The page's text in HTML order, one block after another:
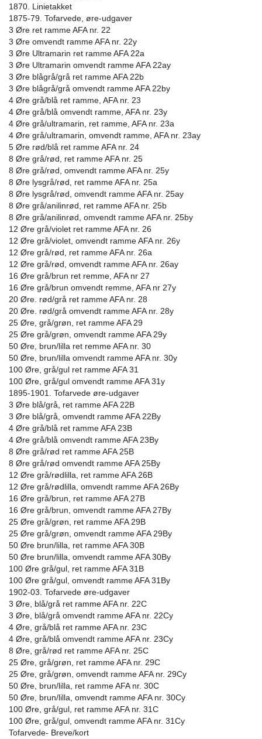
1870. Linietakket
1875-79. Tofarvede, øre-udgaver
3 Øre ret ramme AFA nr. 22
3 Øre omvendt ramme AFA nr. 22y
3 Øre Ultramarin ret ramme AFA 22a
3 Øre Ultramarin omvendt ramme AFA 22ay
3 Øre blågrå/grå ret ramme AFA 22b
3 Øre blågrå/grå omvendt ramme AFA 22by
4 Øre grå/blå ret ramme, AFA nr. 23
4 Øre grå/blå omvendt ramme, AFA nr. 23y
4 Øre grå/ultramarin, ret ramme, AFA nr. 23a
4 Øre grå/ultramarin, omvendt ramme, AFA nr. 23ay
5 Øre rød/blå ret ramme AFA nr. 24
8 Øre grå/rød, ret ramme AFA nr. 25
8 Øre grå/rød, omvendt ramme AFA nr. 25y
8 Øre lysgrå/rød, ret ramme AFA nr. 25a
8 Øre lysgrå/rød, omvendt ramme AFA nr. 25ay
8 Øre grå/anilinrød, ret ramme AFA nr. 25b
8 Øre grå/anilinrød, omvendt ramme AFA nr. 25by
12 Øre grå/violet ret ramme AFA nr. 26
12 Øre grå/violet, omvendt ramme AFA nr. 26y
12 Øre grå/rød, ret ramme AFA nr. 26a
12 Øre grå/rød, omvendt ramme AFA nr. 26ay
16 Øre grå/brun ret remme, AFA nr 27
16 Øre grå/brun omvendt remme, AFA nr 27y
20 Øre. rød/grå ret ramme AFA nr. 28
20 Øre. rød/grå omvendt ramme AFA nr. 28y
25 Øre, grå/grøn, ret ramme AFA 29
25 Øre grå/grøn, omvendt ramme AFA 29y
50 Øre, brun/lilla ret remme AFA nr. 30
50 Øre, brun/lilla omvendt ramme AFA nr. 30y
100 Øre, grå/gul ret ramme AFA 31
100 Øre, grå/gul omvendt ramme AFA 31y
1895-1901. Tofarvede øre-udgaver
3 Øre blå/grå, ret ramme AFA 22B
3 Øre blå/grå, omvendt ramme AFA 22By
4 Øre grå/blå ret ramme AFA 23B
4 Øre grå/blå omvendt ramme AFA 23By
8 Øre grå/rød ret ramme AFA 25B
8 Øre grå/rød omvendt ramme AFA 25By
12 Øre grå/rødlilla, ret ramme AFA 26B
12 Øre grå/rødlilla, omvendt ramme AFA 26By
16 Øre grå/brun, ret ramme AFA 27B
16 Øre grå/brun, omvendt ramme AFA 27By
25 Øre grå/grøn, ret ramme AFA 29B
25 Øre grå/grøn, omvendt ramme AFA 29By
50 Øre brun/lilla, ret ramme AFA 30B
50 Øre brun/lilla, omvendt ramme AFA 30By
100 Øre grå/gul, ret ramme AFA 31B
100 Øre grå/gul, omvendt ramme AFA 31By
1902-03. Tofarvede øre-udgaver
3 Øre, blå/grå ret ramme AFA nr. 22C
3 Øre, blå/grå omvendt ramme AFA nr. 22Cy
4 Øre, grå/blå ret ramme AFA nr. 23C
4 Øre, grå/blå omvendt ramme AFA nr. 23Cy
8 Øre, grå/rød ret ramme AFA nr. 25C
25 Øre, grå/grøn, ret ramme AFA nr. 29C
25 Øre, grå/grøn, omvendt ramme AFA nr. 29Cy
50 Øre, brun/lilla, ret ramme AFA nr. 30C
50 Øre, brun/lilla, omvendt ramme AFA nr. 30Cy
100 Øre, grå/gul, ret ramme AFA nr. 31C
100 Øre, grå/gul, omvendt ramme AFA nr. 31Cy
Tofarvede- Breve/kort